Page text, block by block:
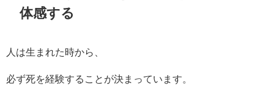
体感する
人は生まれた時から、
必ず死を経験することが決まっています。